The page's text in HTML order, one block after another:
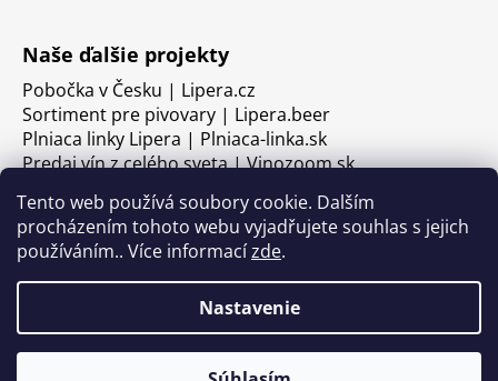
Tento web používá soubory cookie. Dalším
procházením tohoto webu vyjadřujete souhlas s jejich
používáním.. Více informacízde.
Nastavenie
Naše ďalšie projekty
Pobočka v Česku | Lipera.cz
Sortiment pre pivovary | Lipera.beer
Plniaca linky Lipera | Plniaca-linka.sk
Predaj vín z celého sveta | Vinozoom.sk